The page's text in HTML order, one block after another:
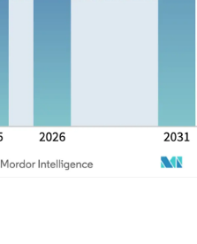
Bild © Mordor